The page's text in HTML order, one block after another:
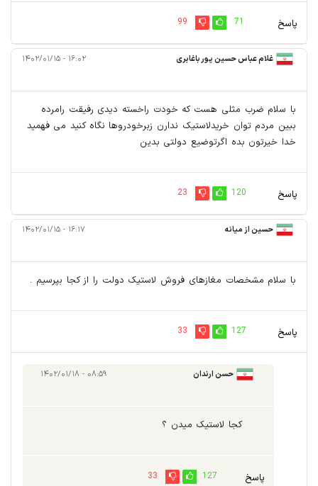
پاسخ 71
99
غلام عباس حسین پور باغابری ۱۶:۰۲ - ۱۴۰۲/۰۱/۱۵
با سلام ضرب مثلی هست که خودت راخسته دیدی رفیقت رامرده
ببین مردم توان خریدلاستیک ندارن زبرخودروها نگاه کنید می فهمید
خدا خیرتون بده اگرتوضیع دولتی بدین
پاسخ 120
23
حسین از میانه ۱۶:۱۷ - ۱۴۰۲/۰۱/۱۵
با سلام مشخصات مغازهای فروش لاستیک دولت را از کجا بپرسیم .
پاسخ 127
33
حسن ارندان ۰۸:۵۹ - ۱۴۰۲/۰۱/۱۸
کجا لاستیک میدن ؟
پاسخ 127
33